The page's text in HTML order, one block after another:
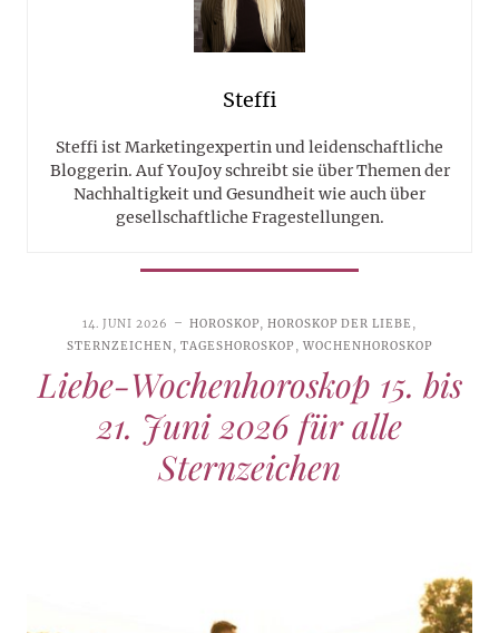
Steffi
Steffi ist Marketingexpertin und leidenschaftliche
Bloggerin. Auf YouJoy schreibt sie über Themen der
Nachhaltigkeit und Gesundheit wie auch über
gesellschaftliche Fragestellungen.
14. JUNI 2026 HOROSKOP,HOROSKOP DER LIEBE,
STERNZEICHEN,TAGESHOROSKOP, WOCHENHOROSKOP
Liebe-Wochenhoroskop 15. bis
21. Juni 2026 für alle
Sternzeichen